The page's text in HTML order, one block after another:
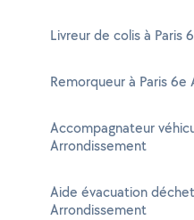
Livreur de colis à Paris
Remorqueur à Paris
Accompagnateur
Arrondissement
Aide évacuation
Arrondissement